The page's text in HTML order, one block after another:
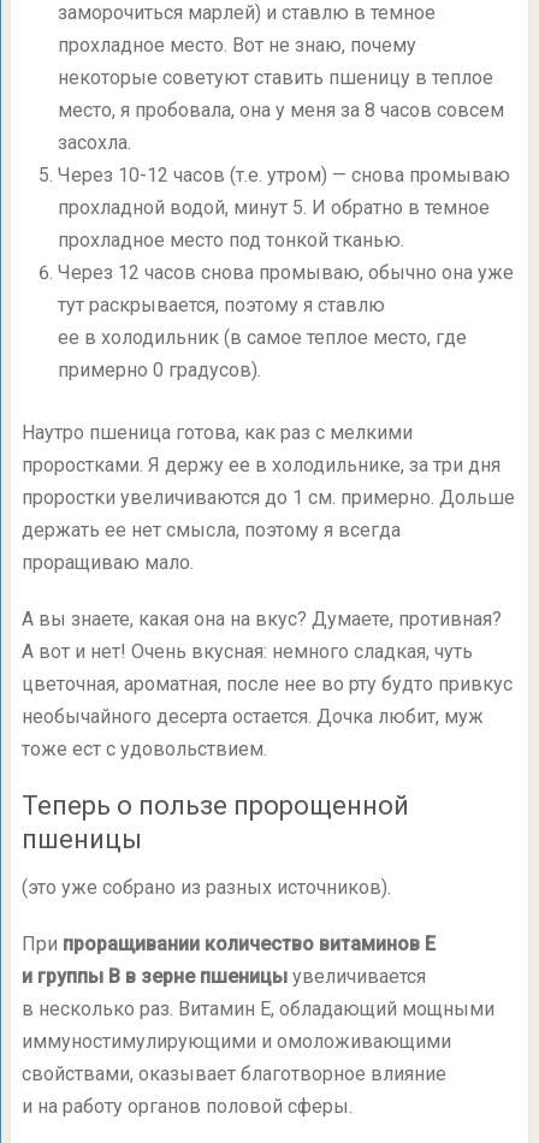
заморочиться марлей) и ставлю в темное
прохладное место. Вот не знаю, почему
некоторые советуют ставить пшеницу в теплое
место, я пробовала, она у меня за 8 часов совсем
засохла.
Через 10-12 часов (т.е. утром) — снова промываю
прохладной водой, минут 5. И обратно в темное
прохладное место под тонкой тканью.
Через 12 часов снова промываю, обычно она уже
тут раскрывается, поэтому я ставлю
ее в холодильник (в самое теплое место, где
примерно 0 градусов).
Наутро пшеница готова, как раз с мелкими
проростками. Я держу ее в холодильнике, за три дня
проростки увеличиваются до 1 см. примерно. Дольше
держать ее нет смысла, поэтому я всегда
проращиваю мало.
А вы знаете, какая она на вкус? Думаете, противная?
А вот и нет! Очень вкусная: немного сладкая, чуть
цветочная, ароматная, после нее во рту будто привкус
необычайного десерта остается. Дочка любит, муж
тоже ест с удовольствием.
Теперь о пользе пророщенной
пшеницы
(это уже собрано из разных источников).
При проращивании количество витаминов Е
и группы B в зерне пшеницыувеличивается
в несколько раз. Витамин Е, обладающий мощными
иммуностимулирующими и омоложивающими
свойствами, оказывает благотворное влияние
и на работу органов половой сферы.